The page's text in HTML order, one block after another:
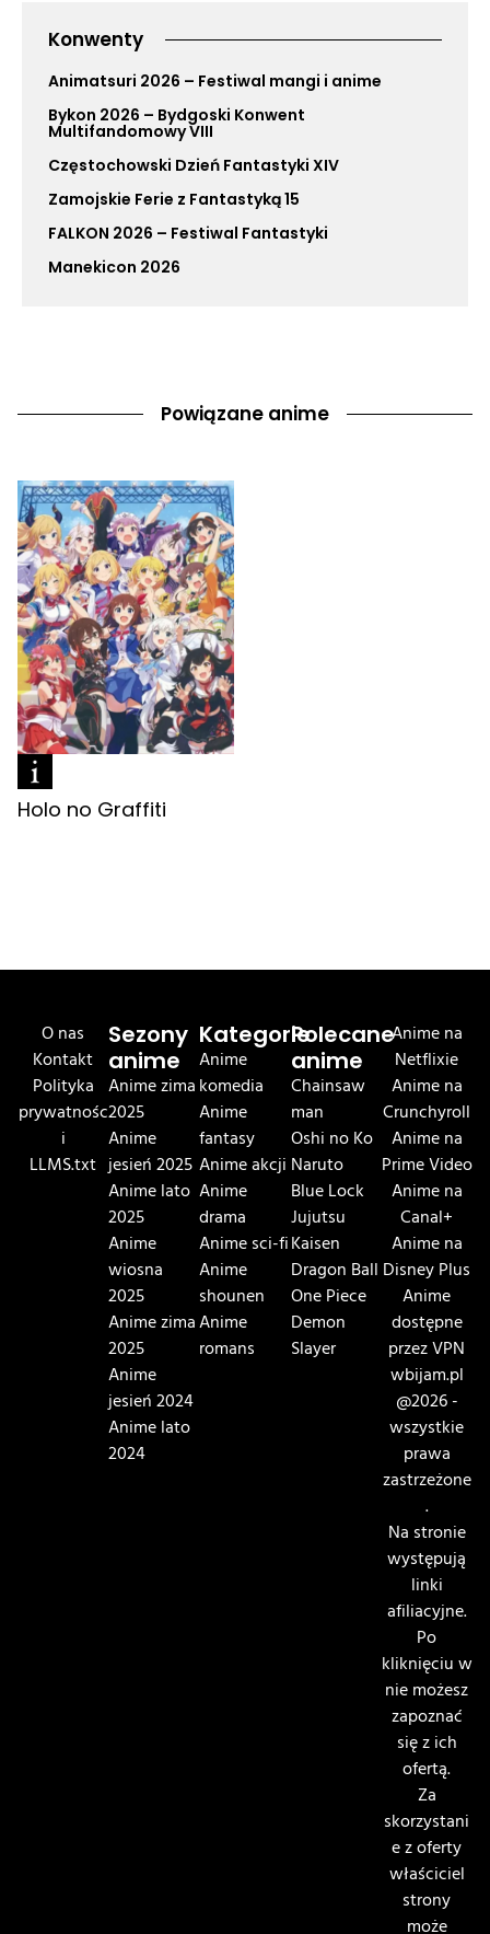
Konwenty
Animatsuri 2026 – Festiwal mangi i anime
Bykon 2026 – Bydgoski Konwent
Multifandomowy VIII
Częstochowski Dzień Fantastyki XIV
Zamojskie Ferie z Fantastyką 15
FALKON 2026 – Festiwal Fantastyki
Manekicon 2026
Powiązane anime
Holo no Graffiti
O nas
Kontakt
Polityka
prywatnośc
i
LLMS.txt
Sezony
anime
Anime zima
2025
Anime
jesień 2025
Anime lato
2025
Anime
wiosna
2025
Anime zima
2025
Anime
jesień 2024
Anime lato
2024
Kategorie
Anime
komedia
Anime
fantasy
Anime akcji
Anime
drama
Anime sci-fi
Anime
shounen
Anime
romans
Polecane
anime
Chainsaw
man
Oshi no Ko
Naruto
Blue Lock
Jujutsu
Kaisen
Dragon Ball
One Piece
Demon
Slayer
Anime na
Netflixie
Anime na
Crunchyroll
Anime na
Prime Video
Anime na
Canal+
Anime na
Disney Plus
Anime
dostępne
przez VPN
wbijam.pl
@2026 -
wszystkie
prawa
zastrzeżone
.
Na stronie
występują
linki
afiliacyjne.
Po
kliknięciu w
nie możesz
zapoznać
się z ich
ofertą.
Za
skorzystani
e z oferty
właściciel
strony